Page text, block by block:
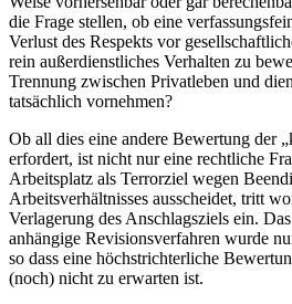
die Frage stellen, ob eine
Verlust des Respekts vor
rein außerdienstliches Verhalten zu
Trennung zwischen Privatleben und
tatsächlich vornehmen?
Ob all dies eine andere Bewertung der
erfordert, ist nicht nur eine rechtliche
Arbeitsplatz als Terrorziel wegen
Arbeitsverhältnisses ausscheidet, tritt
Verlagerung des Anschlagsziels ein.
anhängige Revisionsverfahren wurde
so dass eine höchstrichterliche
(noch) nicht zu erwarten ist.